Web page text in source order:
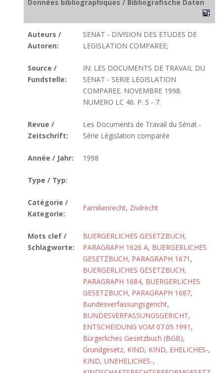
Données bibliographiques / Bibliografische Daten
Auteurs /
Autoren:
SENAT - DIVISION DES ETUDES DE
LEGISLATION COMPAREE;
Source /
Fundstelle:
IN: LES DOCUMENTS DE TRAVAIL DU
SENAT - SERIE LEGISLATION
COMPAREE. NOVEMBRE 1998.
NUMERO LC 46. P. 5 - 7.
Revue /
Zeitschrift:
Les Documents de Travail du Sénat -
Série Législation comparée
Année / Jahr: 1998
Type / Typ:
Catégorie /
Kategorie:
Familienrecht, Zivilrecht
Mots clef /
Schlagworte:
BUERGERLICHES GESETZBUCH,
PARAGRAPH 1626 A, BUERGERLICHES
GESETZBUCH, PARAGRAPH 1671 ,
BUERGERLICHES GESETZBUCH,
PARAGRAPH 1684, BUERGERLICHES
GESETZBUCH, PARAGRAPH 1687,
Bundesverfassungsgericht,
BUNDESVERFASSUNGSGERICHT,
ENTSCHEIDUNG VOM 07.05.1991 ,
Bürgerliches Gesetzbuch (BGB),
Grundgesetz, KIND, KIND, EHELICHES-,
KIND, UNEHELICHES-,